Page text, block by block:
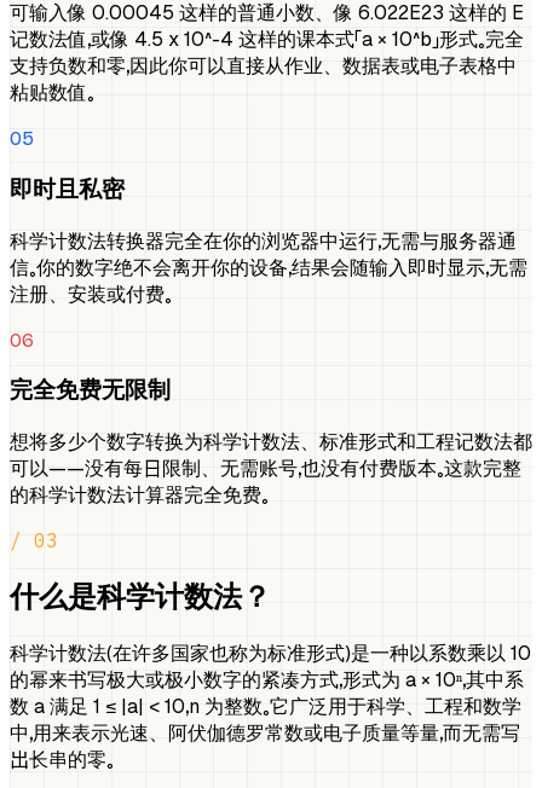
可输入像 0.00045 这样的普通小数、像 6.022E23 这样的 E
记数法值，或像 4.5 x 10^-4 这样的课本式「a × 10^b」形式。完全
支持负数和零，因此你可以直接从作业、数据表或电子表格中
粘贴数值。
05
即时且私密
科学计数法转换器完全在你的浏览器中运行，无需与服务器通
信。你的数字绝不会离开你的设备，结果会随输入即时显示，无需
注册、安装或付费。
06
完全免费无限制
想将多少个数字转换为科学计数法、标准形式和工程记数法都
可以——没有每日限制、无需账号，也没有付费版本。这款完整
的科学计数法计算器完全免费。
/ 03
什么是科学计数法？
科学计数法（在许多国家也称为标准形式）是一种以系数乘以 10
的幂来书写极大或极小数字的紧凑方式，形式为 a × 10ⁿ，其中系
数 a 满足 1 ≤ |a| < 10，n 为整数。它广泛用于科学、工程和数学
中，用来表示光速、阿伏伽德罗常数或电子质量等量，而无需写
出长串的零。